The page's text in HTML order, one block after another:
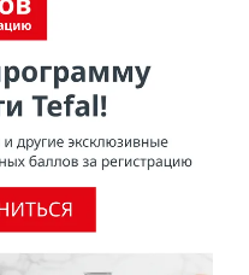
для
агентство по
организация
к группе 3 [Том 19, 288
признав, что он не
том, что ПТФЭ
и тот
в медицине